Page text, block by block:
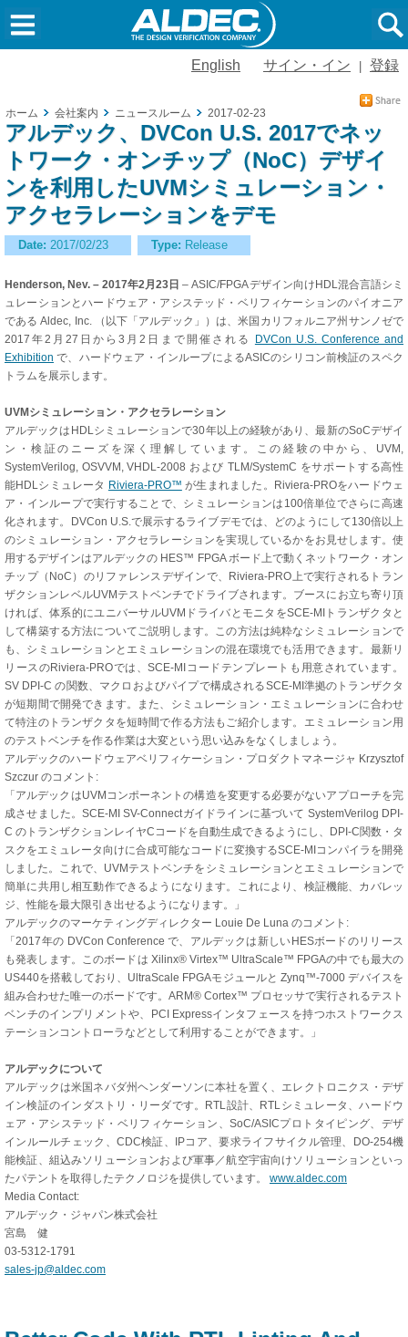
English サイン・イン 登録
ホーム 会社案内 ニュースルーム 2017-02-23
アルデック、DVCon U.S. 2017でネッ
トワーク・オンチップ（NoC）デザイ
ンを利用したUVMシミュレーション・
アクセラレーションをデモ
Date: 2017/02/23 Type: Release
Henderson, Nev. – 2017年2月23日 – ASIC/FPGAデザイン向けHDL混合言語シミ
ュレーションとハードウェア・アシステッド・ベリフィケーションのパイオニア
である Aldec, Inc. （以下「アルデック」）は、米国カリフォルニア州サンノゼで
2017年2月27日から3月2日まで開催される
DVCon U.S. Conference and
Exhibition で、ハードウェア・インループによるASICのシリコン前検証のスペク
トラムを展示します。
UVMシミュレーション・アクセラレーション
アルデックはHDLシミュレーションで30年以上の経験があり、最新のSoCデザイ
ン・検証のニーズを深く理解しています。この経験の中から、UVM,
SystemVerilog, OSVVM, VHDL-2008 および TLM/SystemC をサポートする高性
能HDLシミュレータ Riviera-PRO™ が生まれました。Riviera-PROをハードウェ
ア・インループで実行することで、シミュレーションは100倍単位でさらに高速
化されます。DVCon U.S.で展示するライブデモでは、どのようにして130倍以上
のシミュレーション・アクセラレーションを実現しているかをお見せします。使
用するデザインはアルデックの HES™ FPGA ボード上で動くネットワーク・オン
チップ（NoC）のリファレンスデザインで、Riviera-PRO上で実行されるトラン
ザクションレベルUVMテストベンチでドライブされます。ブースにお立ち寄り頂
ければ、体系的にユニバーサルUVMドライバとモニタをSCE-MIトランザクタと
して構築する方法についてご説明します。この方法は純粋なシミュレーションで
も、シミュレーションとエミュレーションの混在環境でも活用できます。最新リ
リースのRiviera-PROでは、SCE-MIコードテンプレートも用意されています。
SV DPI-C の関数、マクロおよびパイプで構成されるSCE-MI準拠のトランザクタ
が短期間で開発できます。また、シミュレーション・エミュレーションに合わせ
て特注のトランザクタを短時間で作る方法もご紹介します。エミュレーション用
のテストベンチを作る作業は大変という思い込みをなくしましょう。
アルデックのハードウェアベリフィケーション・プロダクトマネージャ Krzysztof
Szczur のコメント:
「アルデックはUVMコンポーネントの構造を変更する必要がないアプローチを完
成させました。SCE-MI SV-Connectガイドラインに基づいて SystemVerilog DPI-
C のトランザクションレイヤCコードを自動生成できるようにし、DPI-C関数・タ
スクをエミュレータ向けに合成可能なコードに変換するSCE-MIコンパイラを開発
しました。これで、UVMテストベンチをシミュレーションとエミュレーションで
簡単に共用し相互動作できるようになります。これにより、検証機能、カバレッ
ジ、性能を最大限引き出せるようになります。」
アルデックのマーケティングディレクター Louie De Luna のコメント:
「2017年の DVCon Conference で、アルデックは新しいHESボードのリリース
も発表します。このボードは Xilinx® Virtex™ UltraScale™ FPGAの中でも最大の
US440を搭載しており、UltraScale FPGAモジュールと Zynq™-7000 デバイスを
組み合わせた唯一のボードです。ARM® Cortex™ プロセッサで実行されるテスト
ベンチのインプリメントや、PCI Expressインタフェースを持つホストワークス
テーションコントローラなどとして利用することができます。」
アルデックについて
アルデックは米国ネバダ州ヘンダーソンに本社を置く、エレクトロニクス・デザ
イン検証のインダストリ・リーダです。RTL設計、RTLシミュレータ、ハードウ
ェア・アシステッド・ベリフィケーション、SoC/ASICプロトタイピング、デザ
インルールチェック、CDC検証、IPコア、要求ライフサイクル管理、DO-254機
能検証、組込みソリューションおよび軍事／航空宇宙向けソリューションといっ
たパテントを取得したテクノロジを提供しています。 www.aldec.com
Media Contact:
アルデック・ジャパン株式会社
宮島 健
03-5312-1791
sales-jp@aldec.com